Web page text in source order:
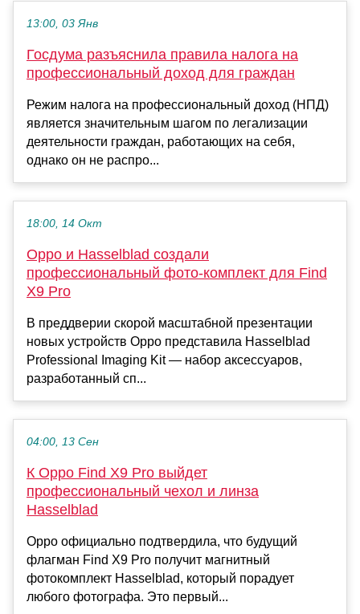
13:00, 03 Янв
Госдума разъяснила правила налога на
профессиональный доход для граждан
Режим налога на профессиональный доход (НПД)
является значительным шагом по легализации
деятельности граждан, работающих на себя,
однако он не распро...
18:00, 14 Окт
Oppo и Hasselblad создали
профессиональный фото-комплект для Find
X9 Pro
В преддверии скорой масштабной презентации
новых устройств Oppo представила Hasselblad
Professional Imaging Kit — набор аксессуаров,
разработанный сп...
04:00, 13 Сен
К Oppo Find X9 Pro выйдет
профессиональный чехол и линза
Hasselblad
Oppo официально подтвердила, что будущий
флагман Find X9 Pro получит магнитный
фотокомплект Hasselblad, который порадует
любого фотографа. Это первый...